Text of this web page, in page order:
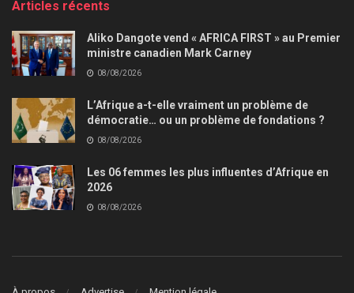
Articles récents
Aliko Dangote vend « AFRICA FIRST » au Premier
ministre canadien Mark Carney
08/08/2026
L’Afrique a-t-elle vraiment un problème de
démocratie… ou un problème de fondations ?
08/08/2026
Les 06 femmes les plus influentes d’Afrique en
2026
08/08/2026